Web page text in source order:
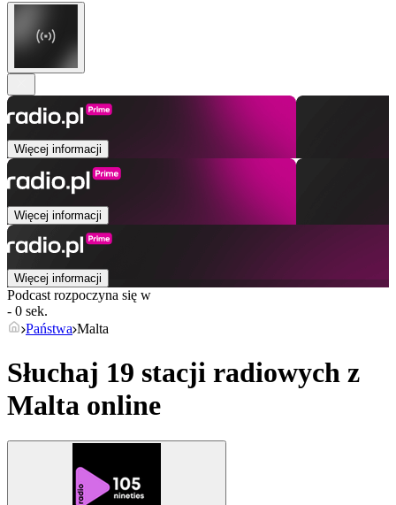
Więcej informacji
Więcej informacji
Więcej informacji
Podcast rozpoczyna się w
- 0 sek.
Państwa Malta
Słuchaj 19 stacji radiowych z
Malta online